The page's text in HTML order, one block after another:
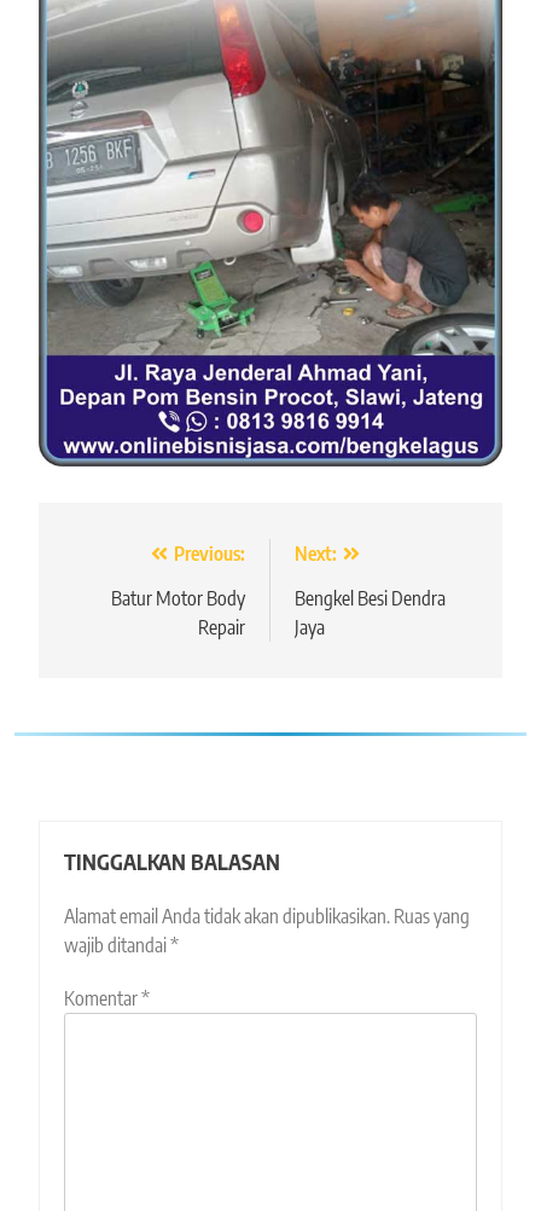
Navigasi Previous:
Batur Motor Body
Repair
Next:
Bengkel Besi Dendra
Jaya
TINGGALKAN BALASAN
Alamat email Anda tidak akan dipublikasikan. Ruas yang
wajib ditandai*
Komentar*